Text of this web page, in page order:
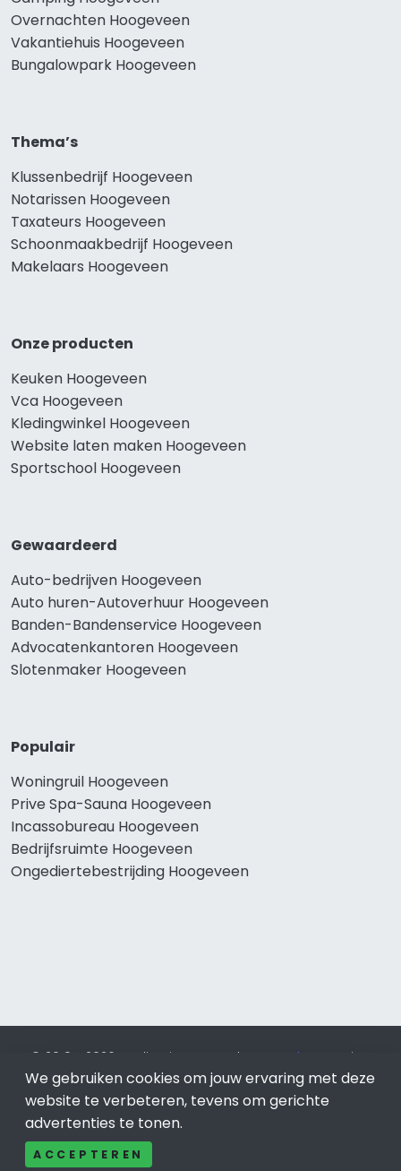
Overnachten Hoogeveen
Vakantiehuis Hoogeveen
Bungalowpark Hoogeveen
Thema’s
Klussenbedrijf Hoogeveen
Notarissen Hoogeveen
Taxateurs Hoogeveen
Schoonmaakbedrijf Hoogeveen
Makelaars Hoogeveen
Onze producten
Keuken Hoogeveen
Vca Hoogeveen
Kledingwinkel Hoogeveen
Website laten maken Hoogeveen
Sportschool Hoogeveen
Gewaardeerd
Auto-bedrijven Hoogeveen
Auto huren-Autoverhuur Hoogeveen
Banden-Bandenservice Hoogeveen
Advocatenkantoren Hoogeveen
Slotenmaker Hoogeveen
Populair
Woningruil Hoogeveen
Prive Spa-Sauna Hoogeveen
Incassobureau Hoogeveen
Bedrijfsruimte Hoogeveen
Ongediertebestrijding Hoogeveen
© 2019 - 2026 Realisatie en SEO door SEO-bureau
Lion
Internet. Betaal alleen voor bewezen resultaten?SEO
optimalisatie No Cure No Pay.Hoogeveenis onderdeel van
Lion Internet.
We gebruiken cookies om jouw ervaring met deze
website te verbeteren, tevens om gerichte
advertenties te tonen.
ACCEPTEREN